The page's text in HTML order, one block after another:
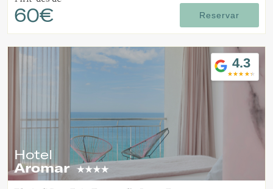
60€ Reservar
4.3
Hotel
Aromar